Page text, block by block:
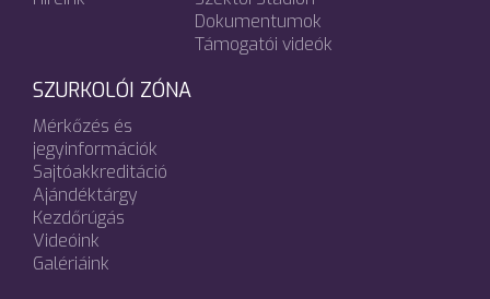
Dokumentumok
Támogatói videók
SZURKOLÓI ZÓNA
Mérkőzés és
jegyinformációk
Sajtóakkreditáció
Ajándéktárgy
Kezdőrúgás
Videóink
Galériáink